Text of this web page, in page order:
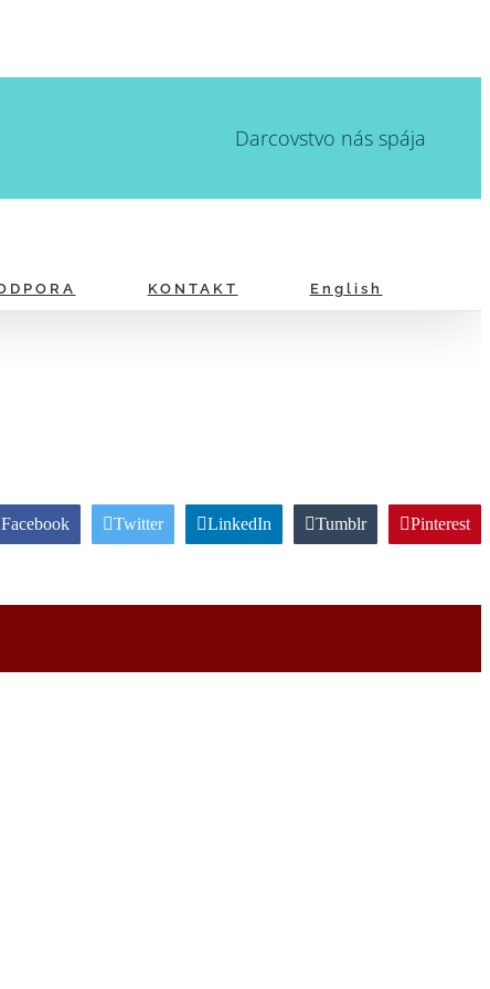
Darcovstvo nás spája
KONTAKT English
Facebook Twitter LinkedIn Tumblr Pinterest